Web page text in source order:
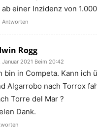
ab einer Inzidenz von
Antworten
Rogg
Januar 2021 Beim 20:42
bin in Competa. Kann ich
Algarrobo nach Torrox
Torre del Mar ?
Dank.